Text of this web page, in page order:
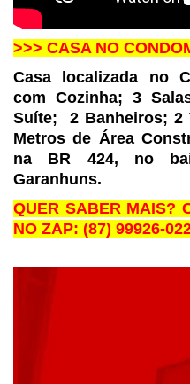
>>> CASA NO
Casa localizada no
com Cozinha; 3
Suíte;
2 Banheiros; 2
Metros de Área
na BR 424, no
Garanhuns.
QUER SABER MAIS?
NO ZAP: (87) 99926-